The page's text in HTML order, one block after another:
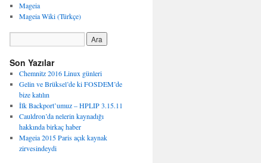
Mageia
Mageia Wiki (Türkçe)
Son Yazılar
Chemnitz 2016 Linux günleri
Gelin ve Brüksel’de ki FOSDEM’de
bize katılın
İlk Backport’umuz – HPLIP 3.15.11
Cauldron’da nelerin kaynadığı
hakkında birkaç haber
Mageia 2015 Paris açık kaynak
zirvesindeydi